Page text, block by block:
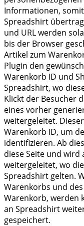
Informationen,
Spreadshirt
und URL werden
bis der Browser
Artikel zum
Plugin den
Warenkorb ID und
Spreadshirt, wo
Klickt der Besucher
eines vorher
weitergeleitet.
Warenkorb ID, um
identifizieren. Ab
diese Seite und wird
weitergeleitet, wo
Spreadshirt gelten.
Warenkorbs und
Warenkorb, werden
an Spreadshirt
gespeichert.